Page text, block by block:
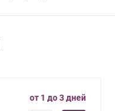
от 1 до 3 дней